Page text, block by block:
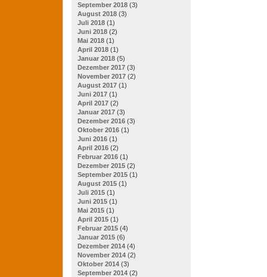
September 2018 (3)
August 2018 (3)
Juli 2018 (1)
Juni 2018 (2)
Mai 2018 (1)
April 2018 (1)
Januar 2018 (5)
Dezember 2017 (3)
November 2017 (2)
August 2017 (1)
Juni 2017 (1)
April 2017 (2)
Januar 2017 (3)
Dezember 2016 (3)
Oktober 2016 (1)
Juni 2016 (1)
April 2016 (2)
Februar 2016 (1)
Dezember 2015 (2)
September 2015 (1)
August 2015 (1)
Juli 2015 (1)
Juni 2015 (1)
Mai 2015 (1)
April 2015 (1)
Februar 2015 (4)
Januar 2015 (6)
Dezember 2014 (4)
November 2014 (2)
Oktober 2014 (3)
September 2014 (2)